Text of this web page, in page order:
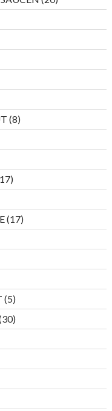
Produkte
88
Produkte
1717
Produkte
1717
Produkte
55
Produkte
3030
Produkte